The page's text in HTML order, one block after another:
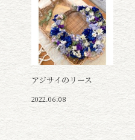
アジサイのリース
2022.06.08